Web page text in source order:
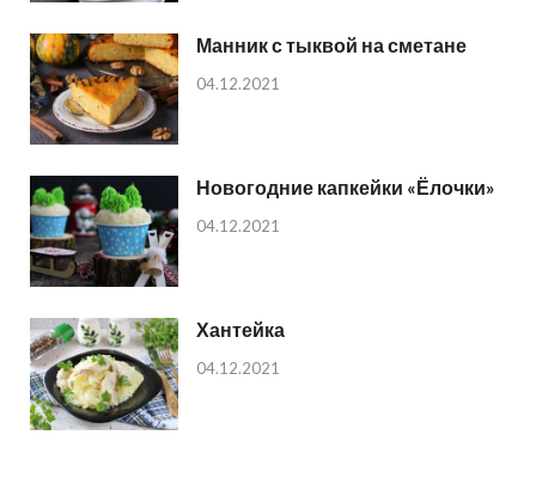
Манник с тыквой на сметане
04.12.2021
Новогодние капкейки «Ёлочки»
04.12.2021
Хантейка
04.12.2021